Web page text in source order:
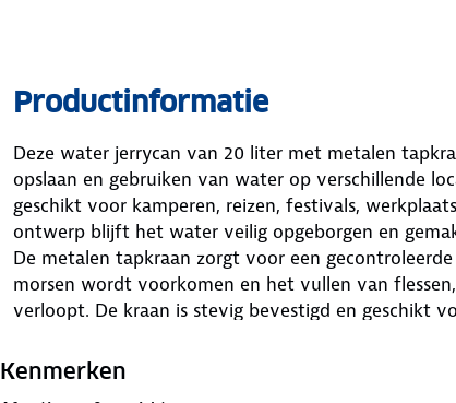
Productinformatie
Deze water jerrycan van 20 liter met metalen
opslaan en gebruiken van water op verschillende
geschikt voor kamperen, reizen, festivals,
ontwerp blijft het water veilig opgeborgen en
De metalen tapkraan zorgt voor een
morsen wordt voorkomen en het vullen van
verloopt. De kraan is stevig bevestigd en geschikt
wanneer de container volledig gevuld is.
Kenmerken